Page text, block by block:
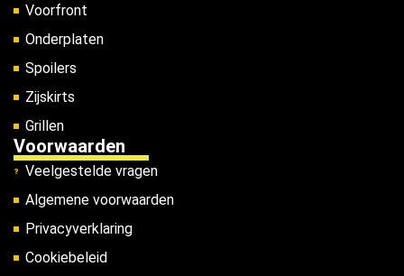
Voorfront
Onderplaten
Spoilers
Zijskirts
Grillen
Voorwaarden
Veelgestelde vragen
Algemene voorwaarden
Privacyverklaring
Cookiebeleid